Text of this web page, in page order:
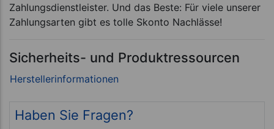
Zahlungsdienstleister. Und das Beste: Für viele unserer
Zahlungsarten gibt es tolle Skonto Nachlässe!
Sicherheits- und Produktressourcen
Haben Sie Fragen?